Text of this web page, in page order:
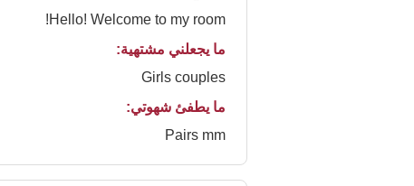
Hello! Welcome to my room!
ما يجعلني مشتهية:
Girls couples
ما يطفئ شهوتي:
Pairs mm